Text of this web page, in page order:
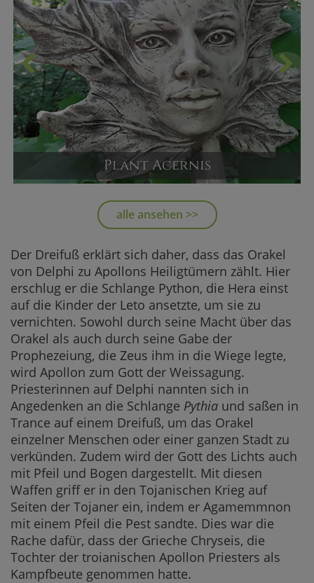
Plant Acernis
Frauen Büste im floralen Design
112,00 €
JETZT KAUFEN
alle ansehen >>
Der Dreifuß erklärt sich daher, dass das Orakel
von Delphi zu Apollons Heiligtümern zählt. Hier
erschlug er die Schlange Python, die Hera einst
auf die Kinder der Leto ansetzte, um sie zu
vernichten. Sowohl durch seine Macht über das
Orakel als auch durch seine Gabe der
Prophezeiung, die Zeus ihm in die Wiege legte,
wird Apollon zum Gott der Weissagung.
Priesterinnen auf Delphi nannten sich in
Angedenken an die Schlange Pythia und saßen in
Trance auf einem Dreifuß, um das Orakel
einzelner Menschen oder einer ganzen Stadt zu
verkünden. Zudem wird der Gott des Lichts auch
mit Pfeil und Bogen dargestellt. Mit diesen
Waffen griff er in den Tojanischen Krieg auf
Seiten der Tojaner ein, indem er Agamemmnon
mit einem Pfeil die Pest sandte. Dies war die
Rache dafür, dass der Grieche Chryseis, die
Tochter der troianischen Apollon Priesters als
Kampfbeute genommen hatte.